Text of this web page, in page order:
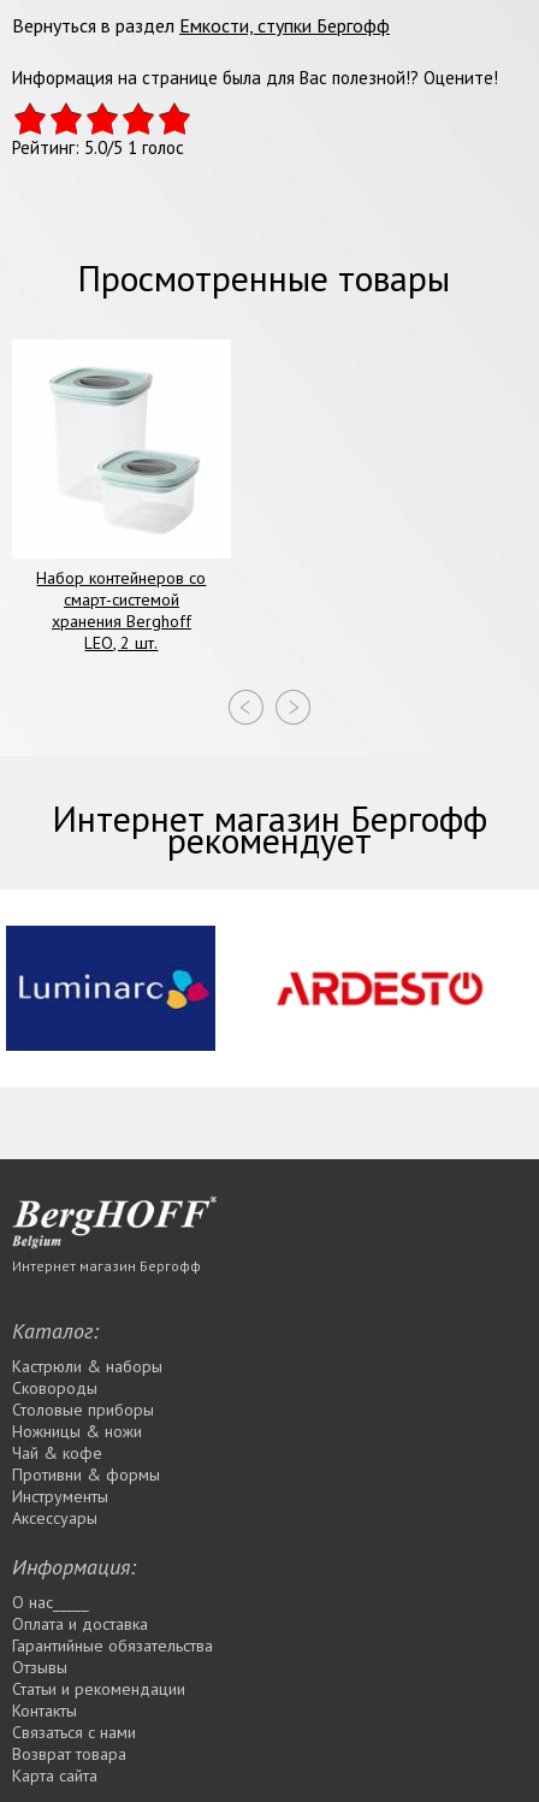
Вернуться в раздел Емкости, ступки Бергофф
Информация на странице была для Вас полезной!? Оцените!
Рейтинг: 5.0/5 1 голос
Просмотренные товары
Набор контейнеров со
смарт-системой
хранения Berghoff
LEO, 2 шт.
Интернет магазин Бергофф
рекомендует
Интернет магазин Бергофф
Каталог:
Кастрюли & наборы
Сковороды
Столовые приборы
Ножницы & ножи
Чай & кофе
Противни & формы
Инструменты
Аксессуары
Информация:
О нас_____
Оплата и доставка
Гарантийные обязательства
Отзывы
Статьи и рекомендации
Контакты
Связаться с нами
Возврат товара
Карта сайта